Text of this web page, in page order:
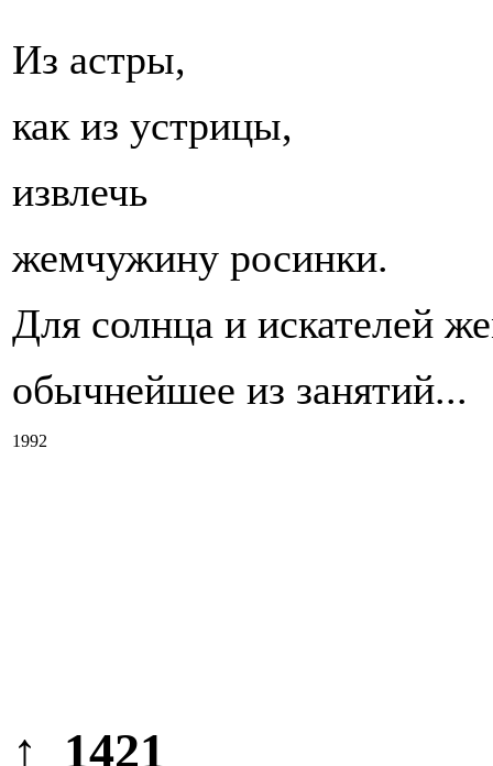
Из астры,
как из устрицы,
извлечь
жемчужину росинки.
Для солнца и искателей
обычнейшее из занятий...
1992
↑ 1421